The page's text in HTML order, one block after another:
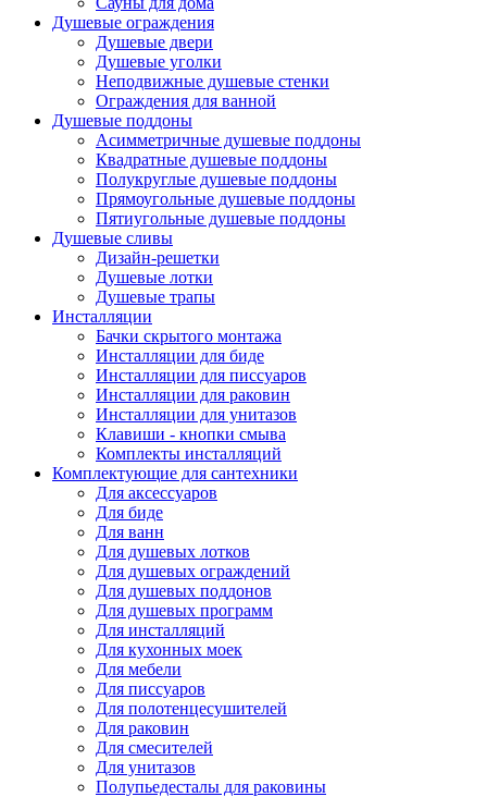
Душевые ограждения
Душевые двери
Душевые уголки
Неподвижные душевые стенки
Ограждения для ванной
Душевые поддоны
Асимметричные душевые поддоны
Квадратные душевые поддоны
Полукруглые душевые поддоны
Прямоугольные душевые поддоны
Пятиугольные душевые поддоны
Душевые сливы
Дизайн-решетки
Душевые лотки
Душевые трапы
Инсталляции
Бачки скрытого монтажа
Инсталляции для биде
Инсталляции для писсуаров
Инсталляции для раковин
Инсталляции для унитазов
Клавиши - кнопки смыва
Комплекты инсталляций
Комплектующие для сантехники
Для аксессуаров
Для биде
Для ванн
Для душевых лотков
Для душевых ограждений
Для душевых поддонов
Для душевых программ
Для инсталляций
Для кухонных моек
Для мебели
Для писсуаров
Для полотенцесушителей
Для раковин
Для смесителей
Для унитазов
Полупьедесталы для раковины